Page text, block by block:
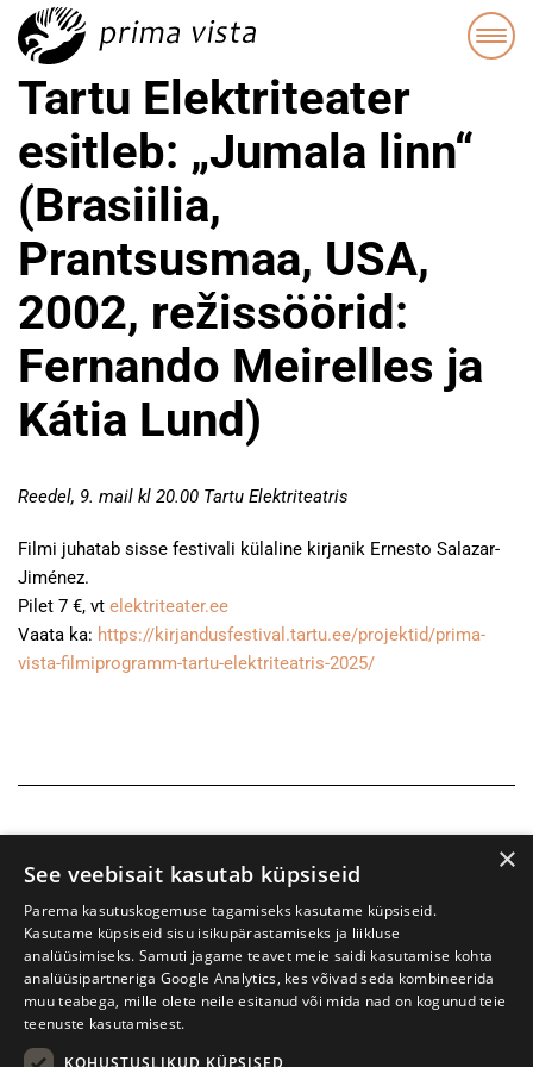
Tartu Elektriteater
esitleb: „Jumala linn“
(Brasiilia,
Prantsusmaa, USA,
2002, režissöörid:
Fernando Meirelles ja
Kátia Lund)
Reedel, 9. mail kl 20.00 Tartu Elektriteatris
Filmi juhatab sisse festivali külaline kirjanik Ernesto Salazar-
Jiménez.
Pilet 7 €, vt elektriteater.ee
Vaata ka: https://kirjandusfestival.tartu.ee/projektid/prima-
vista-filmiprogramm-tartu-elektriteatris-2025/
×
See veebisait kasutab küpsiseid
Parema kasutuskogemuse tagamiseks kasutame küpsiseid.
Kasutame küpsiseid sisu isikupärastamiseks ja liikluse
analüüsimiseks. Samuti jagame teavet meie saidi kasutamise kohta
analüüsipartneriga Google Analytics, kes võivad seda kombineerida
muu teabega, mille olete neile esitanud või mida nad on kogunud teie
teenuste kasutamisest.
KOHUSTUSLIKUD KÜPSISED